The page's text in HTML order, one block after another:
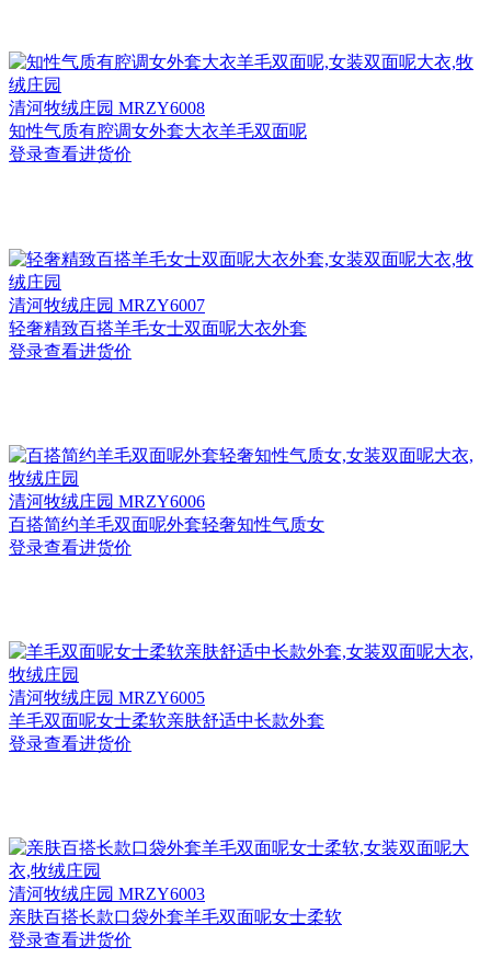
清河牧绒庄园 MRZY6008
知性气质有腔调女外套大衣羊毛双面呢
登录查看进货价
清河牧绒庄园 MRZY6007
轻奢精致百搭羊毛女士双面呢大衣外套
登录查看进货价
清河牧绒庄园 MRZY6006
百搭简约羊毛双面呢外套轻奢知性气质女
登录查看进货价
清河牧绒庄园 MRZY6005
羊毛双面呢女士柔软亲肤舒适中长款外套
登录查看进货价
清河牧绒庄园 MRZY6003
亲肤百搭长款口袋外套羊毛双面呢女士柔软
登录查看进货价